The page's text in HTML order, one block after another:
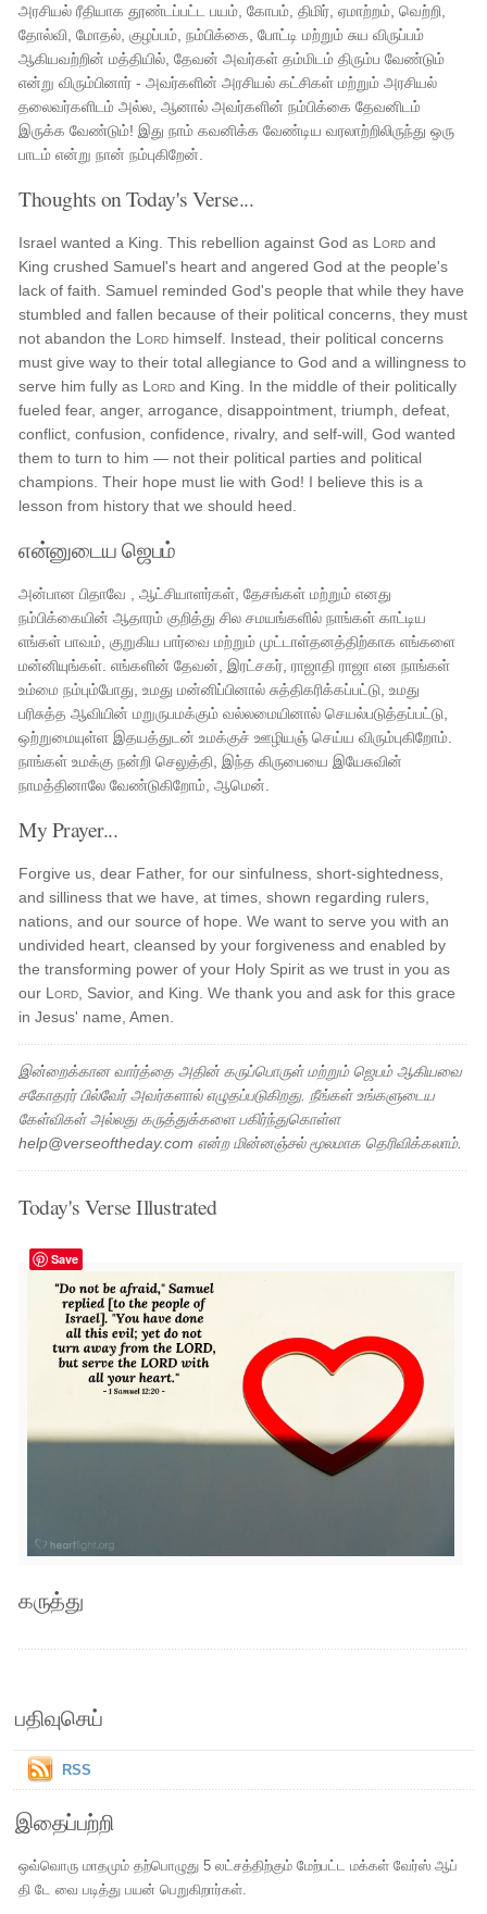
அரசியல் ரீதியாக தூண்டப்பட்ட பயம், கோபம், திமிர், ஏமாற்றம், வெற்றி,
தோல்வி, மோதல், குழப்பம், நம்பிக்கை, போட்டி மற்றும் சுய விருப்பம்
ஆகியவற்றின் மத்தியில், தேவன் அவர்கள் தம்மிடம் திரும்ப வேண்டும்
என்று விரும்பினார் - அவர்களின் அரசியல் கட்சிகள் மற்றும் அரசியல்
தலைவர்களிடம் அல்ல, ஆனால் அவர்களின் நம்பிக்கை தேவனிடம்
இருக்க வேண்டும்! இது நாம் கவனிக்க வேண்டிய வரலாற்றிலிருந்து ஒரு
பாடம் என்று நான் நம்புகிறேன்.
Thoughts on Today's Verse...
Israel wanted a King. This rebellion against God as Lord and
King crushed Samuel's heart and angered God at the people's
lack of faith. Samuel reminded God's people that while they have
stumbled and fallen because of their political concerns, they must
not abandon the Lord himself. Instead, their political concerns
must give way to their total allegiance to God and a willingness to
serve him fully as Lord and King. In the middle of their politically
fueled fear, anger, arrogance, disappointment, triumph, defeat,
conflict, confusion, confidence, rivalry, and self-will, God wanted
them to turn to him — not their political parties and political
champions. Their hope must lie with God! I believe this is a
lesson from history that we should heed.
என்னுடைய ஜெபம்
அன்பான பிதாவே , ஆட்சியாளர்கள், தேசங்கள் மற்றும் எனது
நம்பிக்கையின் ஆதாரம் குறித்து சில சமயங்களில் நாங்கள் காட்டிய
எங்கள் பாவம், குறுகிய பார்வை மற்றும் முட்டாள்தனத்திற்காக எங்களை
மன்னியுங்கள். எங்களின் தேவன், இரட்சகர், ராஜாதி ராஜா என நாங்கள்
உம்மை நம்பும்போது, ​​உமது மன்னிப்பினால் சுத்திகரிக்கப்பட்டு, உமது
பரிசுத்த ஆவியின் மறுருபமக்கும் வல்லமையினால் செயல்படுத்தப்பட்டு,
ஒற்றுமையுள்ள இதயத்துடன் உமக்குச் ஊழியஞ் செய்ய விரும்புகிறோம்.
நாங்கள் உமக்கு நன்றி செலுத்தி, இந்த கிருபையை இயேசுவின்
நாமத்தினாலே வேண்டுகிறோம், ஆமென்.
My Prayer...
Forgive us, dear Father, for our sinfulness, short-sightedness,
and silliness that we have, at times, shown regarding rulers,
nations, and our source of hope. We want to serve you with an
undivided heart, cleansed by your forgiveness and enabled by
the transforming power of your Holy Spirit as we trust in you as
our Lord , Savior, and King. We thank you and ask for this grace
in Jesus' name, Amen.
இன்றைக்கான வார்த்தை அதின் கருப்பொருள் மற்றும் ஜெபம் ஆகியவை
சகோதரர் பில்வேர் அவர்களால் எழுதப்படுகிறது. நீங்கள் உங்களுடைய
கேள்விகள் அல்லது கருத்துக்களை பகிர்ந்துகொள்ள
help@verseoftheday.com என்ற மின்னஞ்சல் மூலமாக தெரிவிக்கலாம்.
Today's Verse Illustrated
Save
கருத்து
பதிவுசெய்
RSS
இதைப்பற்றி
ஒவ்வொரு மாதமும் தற்பொழுது 5 லட்சத்திற்கும் மேற்பட்ட மக்கள் வேர்ஸ் ஆப்
தி டே வை படித்து பயன் பெறுகிறார்கள்.